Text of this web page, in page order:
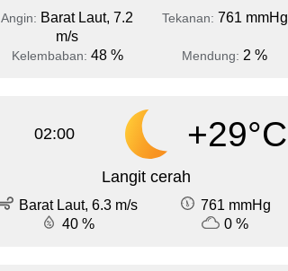
Angin: Barat Laut, 7.2
m/s
Tekanan: 761 mmHg
Kelembaban: 48 % Mendung: 2 %
02:00 +29°C
Langit cerah
Barat Laut, 6.3 m/s
761 mmHg
40 %
0 %